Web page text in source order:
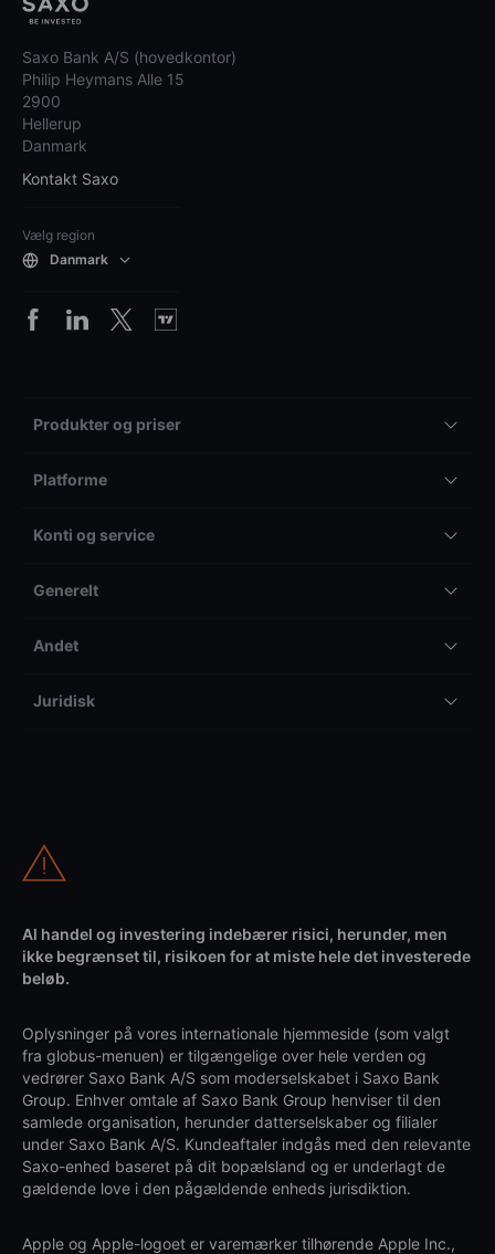
Saxo Bank A/S (hovedkontor)
Philip Heymans Alle 15
2900
Hellerup
Danmark
Kontakt Saxo
Vælg region
Danmark
Produkter og priser
Platforme
Konti og service
Generelt
Andet
Juridisk
Al handel og investering indebærer risici, herunder, men
ikke begrænset til, risikoen for at miste hele det investerede
beløb.
Oplysninger på vores internationale hjemmeside (som valgt
fra globus-menuen) er tilgængelige over hele verden og
vedrører Saxo Bank A/S som moderselskabet i Saxo Bank
Group. Enhver omtale af Saxo Bank Group henviser til den
samlede organisation, herunder datterselskaber og filialer
under Saxo Bank A/S. Kundeaftaler indgås med den relevante
Saxo-enhed baseret på dit bopælsland og er underlagt de
gældende love i den pågældende enheds jurisdiktion.
Apple og Apple-logoet er varemærker tilhørende Apple Inc.,